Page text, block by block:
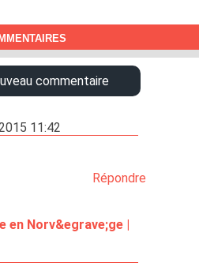
commentaire
11:42
Répondre
en Norv&egrave;ge |